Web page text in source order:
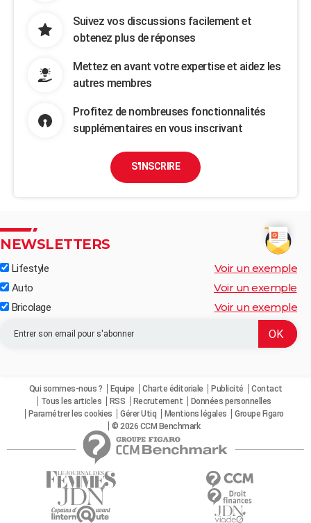
Suivez vos discussions facilement et
obtenez plus de réponses
Mettez en avant votre expertise et aidez les
autres membres
Profitez de nombreuses fonctionnalités
supplémentaires en vous inscrivant
S'INSCRIRE
NEWSLETTERS
Lifestyle Voir un exemple
Auto Voir un exemple
Bricolage Voir un exemple
Qui sommes-nous ? Equipe Charte éditoriale Publicité
Contact
Tous les articles
RSS Recrutement
Données personnelles
Paramétrer les cookies
Gérer Utiq Mentions légales
Groupe Figaro
© 2026 CCM Benchmark